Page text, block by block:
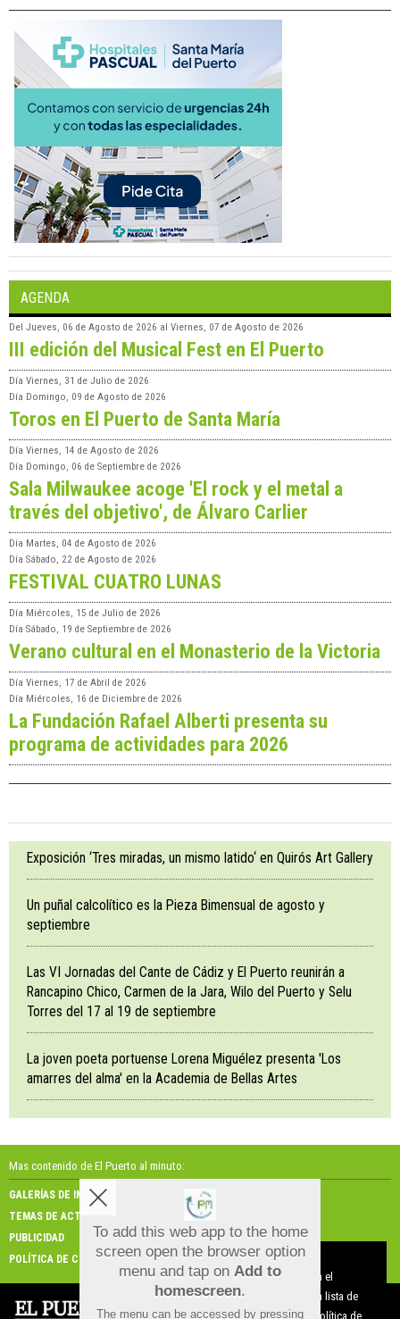
AGENDA
Del Jueves, 06 de Agosto de 2026 al Viernes, 07 de Agosto de 2026
III edición del Musical Fest en El Puerto
Día Viernes, 31 de Julio de 2026
Día Domingo, 09 de Agosto de 2026
Toros en El Puerto de Santa María
Día Viernes, 14 de Agosto de 2026
Día Domingo, 06 de Septiembre de 2026
Sala Milwaukee acoge 'El rock y el metal a
través del objetivo', de Álvaro Carlier
Día Martes, 04 de Agosto de 2026
Día Sábado, 22 de Agosto de 2026
FESTIVAL CUATRO LUNAS
Día Miércoles, 15 de Julio de 2026
Día Sábado, 19 de Septiembre de 2026
Verano cultural en el Monasterio de la Victoria
Día Viernes, 17 de Abril de 2026
Día Miércoles, 16 de Diciembre de 2026
La Fundación Rafael Alberti presenta su
programa de actividades para 2026
Exposición ‘Tres miradas, un mismo latido‘ en Quirós Art Gallery
Un puñal calcolítico es la Pieza Bimensual de agosto y
septiembre
Las VI Jornadas del Cante de Cádiz y El Puerto reunirán a
Rancapino Chico, Carmen de la Jara, Wilo del Puerto y Selu
Torres del 17 al 19 de septiembre
La joven poeta portuense Lorena Miguélez presenta 'Los
amarres del alma' en la Academia de Bellas Artes
Mas contenido de El Puerto al minuto:
GALERÍAS DE IMÁGENES
GALERÍAS DE VÍDEOS
TEMAS DE ACTUALIDAD
NOSOTROS
PUBLICIDAD
CONTACTO
POLÍTICA DE COOKIES
To add this web app to the home
screen open the browser option
menu and tap on Add to
homescreen.
The menu can be accessed by pressing
Aviso sobre el Uso de cookies:
Utilizamos cookies nuestras y de terceros para el
funcionamiento del digital. Puedes consultar la lista de
cookies y como desconectarlas. Ver nuestra Política de